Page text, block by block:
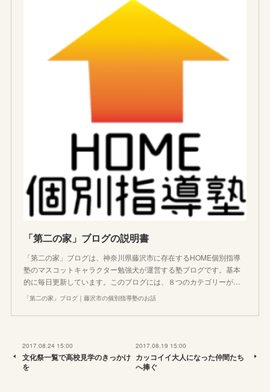
「第二の家」ブログの説明書
「第二の家」ブログは、神奈川県藤沢市に存在するHOME個別指導
塾のマスコットキャラクター勉強犬が運営する塾ブログです。基本
的に毎日更新しています。このブログには、８つのカテゴリーが…
「第二の家」ブログ｜藤沢市の個別指導塾のお話
2017.08.24 15:00
文化祭一覧で高校見学のきっかけ
を
2017.08.19 15:00
カッコイイ大人になった仲間たち
へ捧ぐ